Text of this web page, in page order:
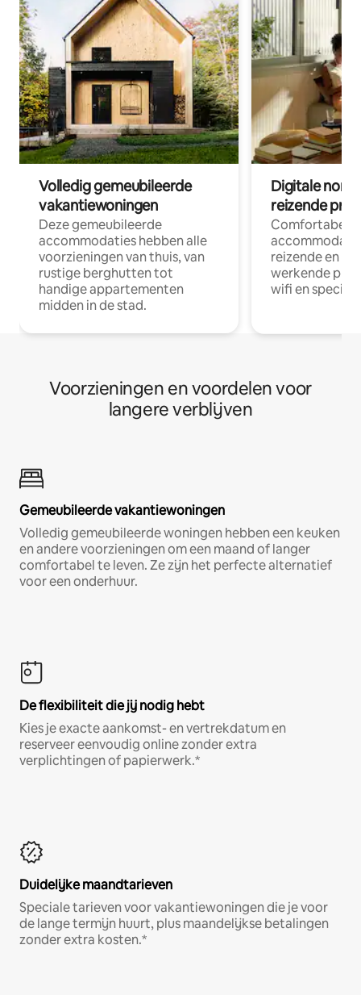
Volledig gemeubileerde
vakantiewoningen
Deze gemeubileerde
accommodaties hebben alle
voorzieningen van thuis, van
rustige berghutten tot
handige appartementen
midden in de stad.
Digitale
reizende
Comfortabele
reizende en
werkende
wifi en
Voorzieningen en voordelen voor
langere verblijven
Gemeubileerde vakantiewoningen
Volledig gemeubileerde woningen hebben een keuken
en andere voorzieningen om een maand of langer
comfortabel te leven. Ze zijn het perfecte alternatief
voor een onderhuur.
De flexibiliteit die jij nodig hebt
Kies je exacte aankomst- en vertrekdatum en
reserveer eenvoudig online zonder extra
verplichtingen of papierwerk.*
Duidelijke maandtarieven
Speciale tarieven voor vakantiewoningen die je voor
de lange termijn huurt, plus maandelijkse betalingen
zonder extra kosten.*